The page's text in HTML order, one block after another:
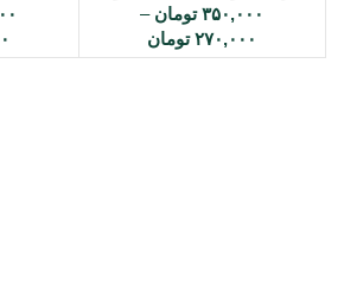
۳۵۰,۰۰۰ تومان –
۲۷۰,۰۰۰ تومان